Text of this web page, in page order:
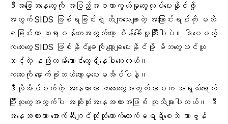
ဒီအခြေအနေတွေကို အပြည့်အဝကာကွယ်မှုတွေလုပ်ပေးနိုင်ဖို့
အတွက် SIDS ဖြစ်ရခြင်းရဲ့ တိကျသေချာတဲ့ အကြောင်းရင်းကို မသိ
ရခြင်းဟာ ဆရာဝန်တေအတွက်တော့ စိန်ခေါ်မှုကြီးပါပဲ။ ဒါပေမယ့်
ကလေးတွေ SIDS ဖြစ်နိုင်ချေကို လျှော့ချပေးနိုင်ဖို့ မိဘတွေသင်ယူ
သင့်တဲ့ နည်းလမ်းကောင်းတွေရှိနေပါသေးတယ်။
ကလေးကို မှောက်ခုံဘယ်တော့မှပေးမအိပ်ပါနဲ့။
ဒီလိုအိပ်စက်တဲ့ အနေထားဟာ ကလေးတွေအတွက်သာမက အရွယ်ရောက်
ပြီးသူတွေအတွက်ပါ အဆိုးဆုံးအနေအထားအဖြစ် လူသိများပါတယ်။ ဒီ
အနေအထားဟာ အောက်ဆီဂျင်လုံလုံလောက်လောက်မရရှိစေဘဲ ကာဗွန်